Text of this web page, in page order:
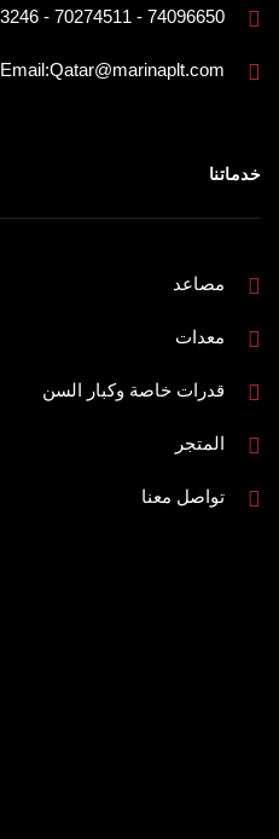
74096650 - 70274511 - 44323246
Email:Qatar@marinaplt.com
خدماتنا
مصاعد
معدات
قدرات خاصة وكبار السن
المتجر
تواصل معنا